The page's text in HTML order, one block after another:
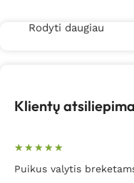
Rodyti daugiau
Klientų
Puikus valytis